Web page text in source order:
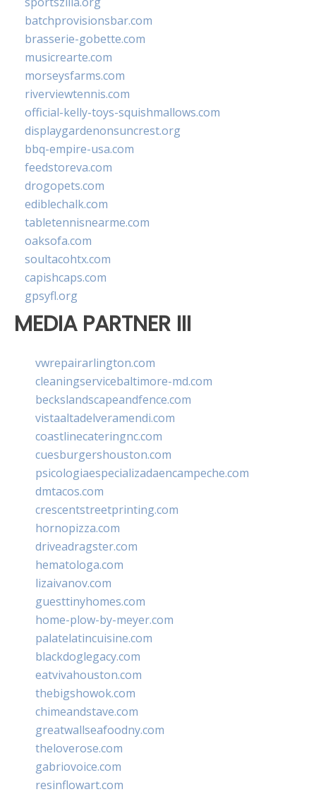
batchprovisionsbar.com
brasserie-gobette.com
musicrearte.com
morseysfarms.com
riverviewtennis.com
official-kelly-toys-squishmallows.com
displaygardenonsuncrest.org
bbq-empire-usa.com
feedstoreva.com
drogopets.com
ediblechalk.com
tabletennisnearme.com
oaksofa.com
soultacohtx.com
capishcaps.com
gpsyfl.org
MEDIA PARTNER III
vwrepairarlington.com
cleaningservicebaltimore-md.com
beckslandscapeandfence.com
vistaaltadelveramendi.com
coastlinecateringnc.com
cuesburgershouston.com
psicologiaespecializadaencampeche.com
dmtacos.com
crescentstreetprinting.com
hornopizza.com
driveadragster.com
hematologa.com
lizaivanov.com
guesttinyhomes.com
home-plow-by-meyer.com
palatelatincuisine.com
blackdoglegacy.com
eatvivahouston.com
thebigshowok.com
chimeandstave.com
greatwallseafoodny.com
theloverose.com
gabriovoice.com
resinflowart.com